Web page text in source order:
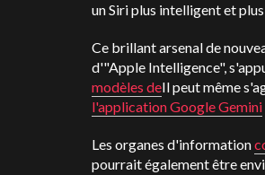
un Siri plus intelligent et
Ce brillant arsenal de
d'"Apple Intelligence",
modèles deIl peut même
l'application GoogleGemini
Les organes d'information
pourrait également être